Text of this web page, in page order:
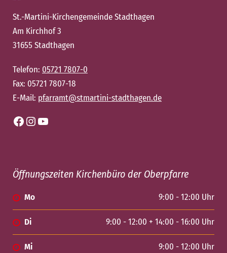
St.-Martini-Kirchengemeinde Stadthagen
Am Kirchhof 3
31655 Stadthagen
Telefon: 05721 7807-0
Fax: 05721 7807-18
E-Mail: pfarramt@stmartini-stadthagen.de
Facebook Instagram YouTube
Öffnungszeiten Kirchenbüro der Oberpfarre
Mo 9:00 - 12:00 Uhr
Di 9:00 - 12:00 + 14:00 - 16:00 Uhr
Mi 9:00 - 12:00 Uhr